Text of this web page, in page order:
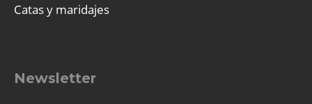
Catas y maridajes
Newsletter